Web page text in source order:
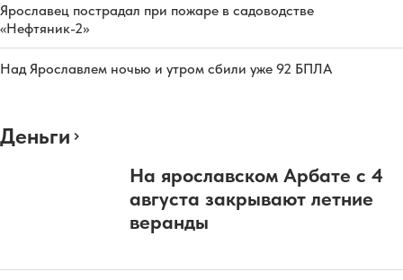
Ярославец пострадал при пожаре в садоводстве
«Нефтяник-2»
Над Ярославлем ночью и утром сбили уже 92 БПЛА
Деньги
На ярославском Арбате с 4
августа закрывают летние
веранды